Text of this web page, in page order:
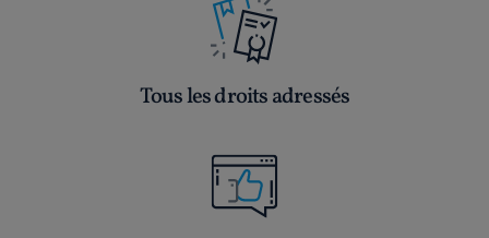
Tous les droits adressés